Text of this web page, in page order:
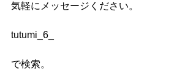
気軽にメッセージください。
tutumi_6_
で検索。